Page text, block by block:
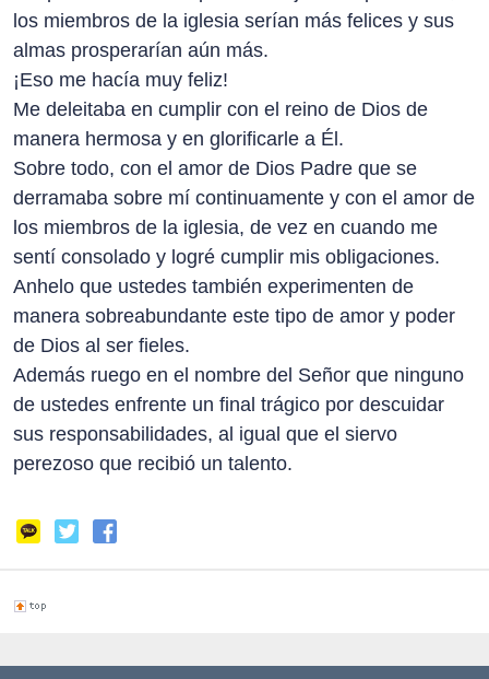
los miembros de la iglesia serían más felices y sus
almas prosperarían aún más.
¡Eso me hacía muy feliz!
Me deleitaba en cumplir con el reino de Dios de
manera hermosa y en glorificarle a Él.
Sobre todo, con el amor de Dios Padre que se
derramaba sobre mí continuamente y con el amor de
los miembros de la iglesia, de vez en cuando me
sentí consolado y logré cumplir mis obligaciones.
Anhelo que ustedes también experimenten de
manera sobreabundante este tipo de amor y poder
de Dios al ser fieles.
Además ruego en el nombre del Señor que ninguno
de ustedes enfrente un final trágico por descuidar
sus responsabilidades, al igual que el siervo
perezoso que recibió un talento.